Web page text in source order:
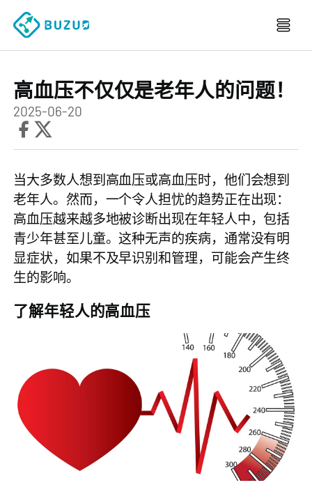
高血压不仅仅是老年人的问题！
2025-06-20
当大多数人想到高血压或高血压时，他们会想到
老年人。然而，一个令人担忧的趋势正在出现：
高血压越来越多地被诊断出现在年轻人中，包括
青少年甚至儿童。这种无声的疾病，通常没有明
显症状，如果不及早识别和管理，可能会产生终
生的影响。
了解年轻人的高血压